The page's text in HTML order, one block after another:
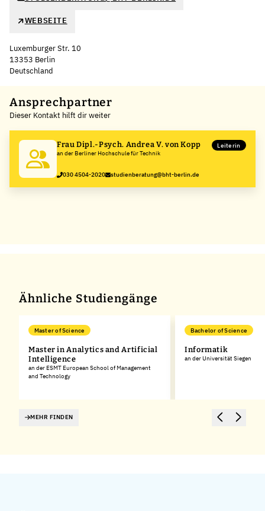
WEBSEITE
Luxemburger Str. 10
13353 Berlin
Deutschland
+
−
Ansprechpartner
Dieser Kontakt hilft dir weiter
Frau Dipl.-Psych. Andrea V. von Kopp
an der Berliner Hochschule für Technik
Leiterin
030 4504-2020 studienberatung@bht-berlin.de
Ähnliche Studiengänge
Master of Science
Master in Analytics and Artificial
Intelligence
an der ESMT European School of Management
and Technology
Bachelor of Science
Informatik
an der Universität Siegen
MEHR FINDEN